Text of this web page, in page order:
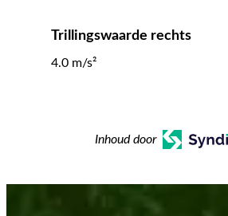
Trillingswaarde rechts
4.0 m/s²
Inhoud door